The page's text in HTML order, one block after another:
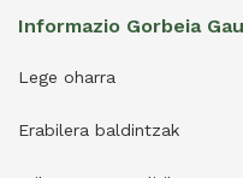
Informazio Gorbeia
Lege oharra
Erabilera baldintzak